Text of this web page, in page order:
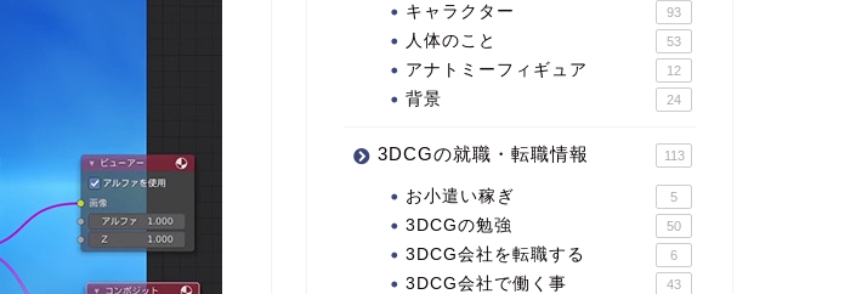
キャラクター 93
人体のこと 53
アナトミーフィギュア 12
背景 24
3DCGの就職・転職情報 113
お小遣い稼ぎ 5
3DCGの勉強 50
3DCG会社を転職する 6
3DCG会社で働く事 43